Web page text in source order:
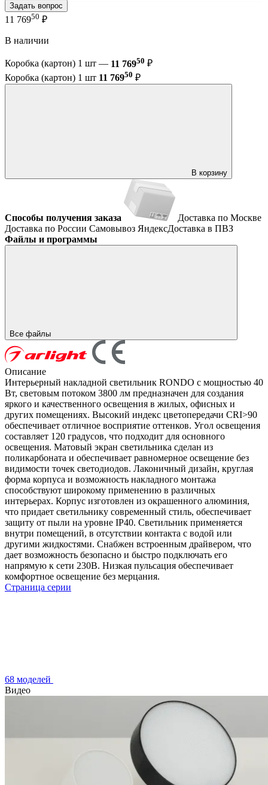
Задать вопрос
11 76950 ₽
В наличии
Коробка (картон) 1 шт — 11 76950 ₽
Коробка (картон) 1 шт 11 76950 ₽
В корзину
Способы получения заказа
Доставка по Москве
Доставка по России Самовывоз ЯндексДоставка в ПВЗ
Файлы и программы
Все файлы
Описание
Интерьерный накладной светильник RONDO с мощностью 40
Вт, световым потоком 3800 лм предназначен для создания
яркого и качественного освещения в жилых, офисных и
других помещениях. Высокий индекс цветопередачи CRI>90
обеспечивает отличное восприятие оттенков. Угол освещения
составляет 120 градусов, что подходит для основного
освещения. Матовый экран светильника сделан из
поликарбоната и обеспечивает равномерное освещение без
видимости точек светодиодов. Лаконичный дизайн, круглая
форма корпуса и возможность накладного монтажа
способствуют широкому применению в различных
интерьерах. Корпус изготовлен из окрашенного алюминия,
что придает светильнику современный стиль, обеспечивает
защиту от пыли на уровне IP40. Светильник применяется
внутри помещений, в отсутствии контакта с водой или
другими жидкостями. Снабжен встроенным драйвером, что
дает возможность безопасно и быстро подключать его
напрямую к сети 230В. Низкая пульсация обеспечивает
комфортное освещение без мерцания.
Страница серии
68 моделей
Видео